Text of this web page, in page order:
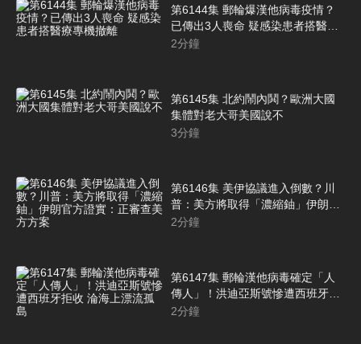
第6144集 郵輪爆漢他病毒疫情？
已傳出3人喪命 疑感染患者搭醫療
專機撤離
2分鐘
第6145集 北約鬧內鬨？歐洲大國
集體對老大哥美國說不
3分鐘
第6146集 美伊協議進入倒數？川
普：美方將取得「濃縮鈾」伊朗官
方證實：正審查美方方案
2分鐘
第6147集 郵輪漢他病毒確定「人
傳人」！洪迪亞斯號慘遭西班牙拒
收 淪海上漂流孤島
2分鐘